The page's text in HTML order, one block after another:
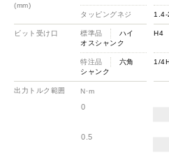
(mm)
タッピングネジ
ビット受け口 標準品
ハイ
オスシャンク
特注品
六角
シャンク
出力トルク範囲
0
0.5
N･m
1.4-
H4
1/